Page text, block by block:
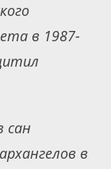
в 1987-
сан
в